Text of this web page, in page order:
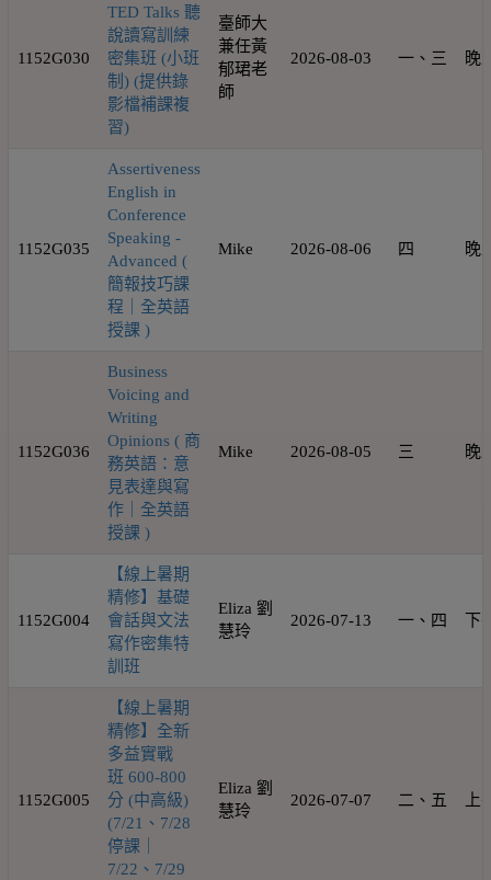
1152G030
TED Talks 聽
說讀寫訓練
密集班 (小班
制) (提供錄
影檔補課複
習)
臺師大
兼任黃
郁珺老
師
2026-08-03 一、三 晚
1152G035
Assertiveness
English in
Conference
Speaking -
Advanced (
簡報技巧課
程｜全英語
授課 )
Mike 2026-08-06 四 晚
1152G036
Business
Voicing and
Writing
Opinions ( 商
務英語：意
見表達與寫
作｜全英語
授課 )
Mike 2026-08-05 三 晚
1152G004
【線上暑期
精修】基礎
會話與文法
寫作密集特
訓班
Eliza 劉
慧玲
2026-07-13 一、四 下
1152G005
【線上暑期
精修】全新
多益實戰
班 600-800
分 (中高級)
(7/21、7/28
停課｜
7/22、7/29
Eliza 劉
慧玲
2026-07-07 二、五 上